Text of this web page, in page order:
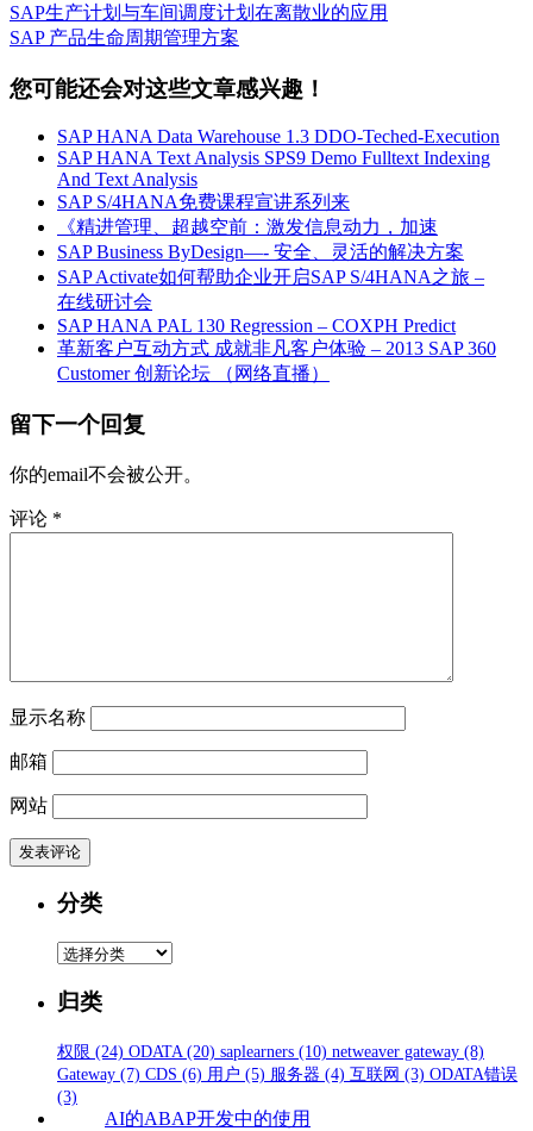
SAP生产计划与车间调度计划在离散业的应用
SAP 产品生命周期管理方案
您可能还会对这些文章感兴趣！
SAP HANA Data Warehouse 1.3 DDO-Teched-Execution
SAP HANA Text Analysis SPS9 Demo Fulltext Indexing
And Text Analysis
SAP S/4HANA免费课程宣讲系列来
《精进管理、超越空前：激发信息动力，加速
SAP Business ByDesign—- 安全、灵活的解决方案
SAP Activate如何帮助企业开启SAP S/4HANA之旅 –
在线研讨会
SAP HANA PAL 130 Regression – COXPH Predict
革新客户互动方式 成就非凡客户体验 – 2013 SAP 360
Customer 创新论坛 （网络直播）
留下一个回复
你的email不会被公开。
评论 *
显示名称
邮箱
网站
分类
分
归类
权限 (24) ODATA (20) saplearners (10) netweaver gateway (8)
Gateway (7) CDS (6) 用户 (5) 服务器 (4) 互联网 (3) ODATA错误
(3)
AI的ABAP开发中的使用